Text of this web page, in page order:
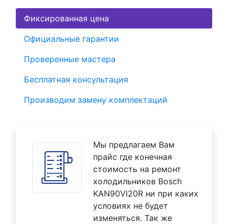
Фиксированная цена
Официальные гарантии
Проверенные мастера
Бесплатная консультация
Производим замену комплектаций
Мы предлагаем Вам
прайс где конечная
стоимость на ремонт
холодильников Bosch
KAN90VI20R ни при каких
условиях не будет
изменяться. Так же